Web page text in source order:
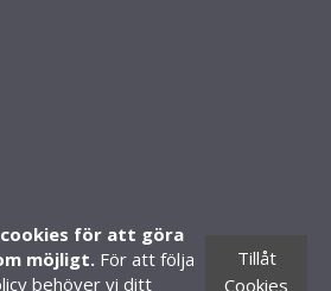
cookies för att göra
möjligt. För att följa
behöver vi ditt
Tillåt
Cookies